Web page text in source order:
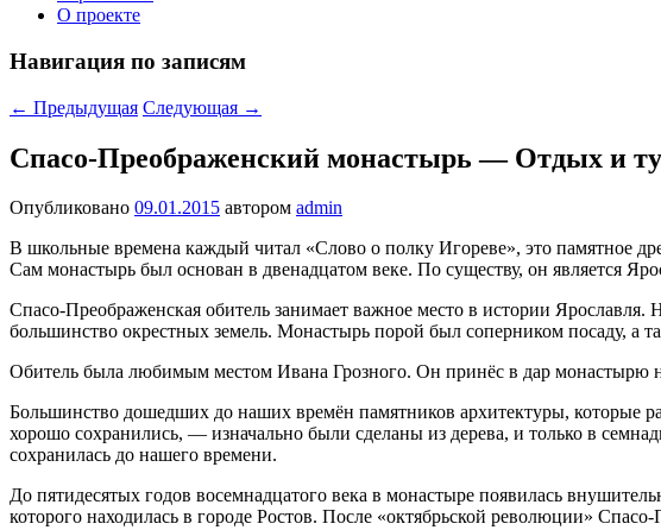
О проекте
Навигация по записям
← Предыдущая Следующая →
Спасо-Преображенский монастырь — Отдых и
Опубликовано 09.01.2015 автором admin
В школьные времена каждый читал «Слово о полку Игореве», это памятное
Сам монастырь был основан в двенадцатом веке. По существу, он является
Спасо-Преображенская обитель занимает важное место в истории
большинство окрестных земель. Монастырь порой был соперником посаду, а
Обитель была любимым местом Ивана Грозного. Он принёс в дар монастырю
Большинство дошедших до наших времён памятников архитектуры, которые
хорошо сохранились, — изначально были сделаны из дерева, и только в
сохранилась до нашего времени.
До пятидесятых годов восемнадцатого века в монастыре появилась
которого находилась в городе Ростов. После «октябрьской революции»